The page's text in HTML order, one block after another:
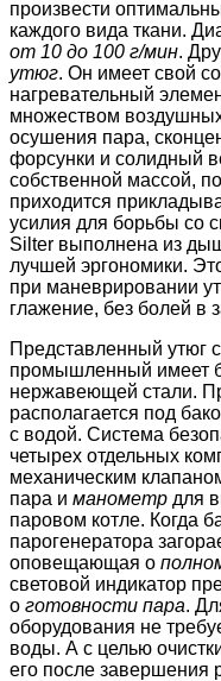
произвести
каждого вида ткани.
от 10 до 100 г/мин.
утюг. Он имеет свой
нагревательный
множеством
осушения пара,
форсунки и солидный
собственной массой,
приходится
усилия для борьбы со
Silter выполнена из
лучшей эргономики.
при маневрировании
глажение, без болей в
Представленный утюг
промышленный имеет
нержавеющей стали.
располагается под
с водой. Система
четырех отдельных
механическим
пара и манометр для
паровом котле. Когда
парогенератора
оповещающая о
световой индикатор
о готовности пара.
оборудования не
воды. А с целью
его после завершения